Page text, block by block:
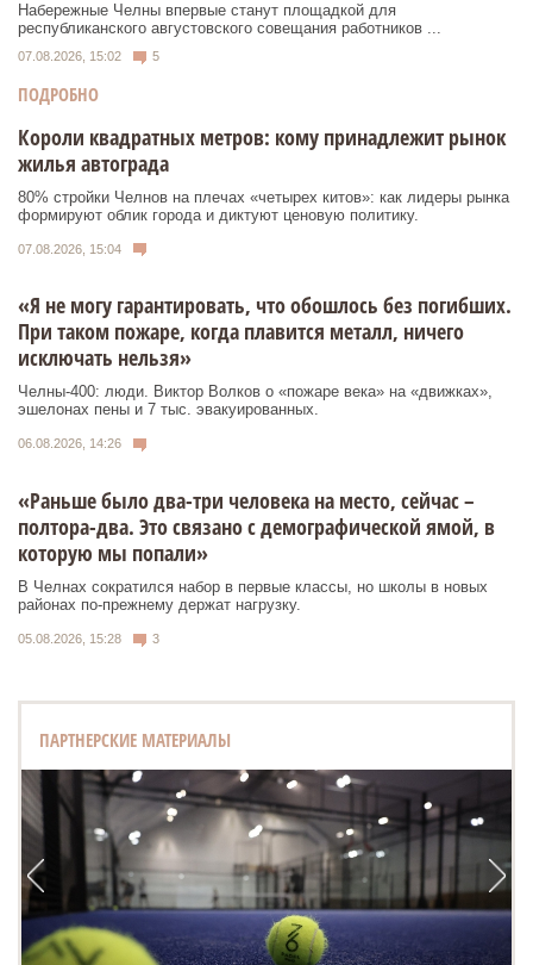
Набережные Челны впервые станут площадкой для
республиканского августовского совещания работников ...
07.08.2026, 15:02 5
ПОДРОБНО
Короли квадратных метров: кому принадлежит рынок
жилья автограда
80% стройки Челнов на плечах «четырех китов»: как лидеры рынка
формируют облик города и диктуют ценовую политику.
07.08.2026, 15:04
«Я не могу гарантировать, что обошлось без погибших.
При таком пожаре, когда плавится металл, ничего
исключать нельзя»
Челны-400: люди. Виктор Волков о «пожаре века» на «движках»,
эшелонах пены и 7 тыс. эвакуированных.
06.08.2026, 14:26
«Раньше было два-три человека на место, сейчас –
полтора-два. Это связано с демографической ямой, в
которую мы попали»
В Челнах сократился набор в первые классы, но школы в новых
районах по-прежнему держат нагрузку.
05.08.2026, 15:28 3
ПАРТНЕРСКИЕ МАТЕРИАЛЫ